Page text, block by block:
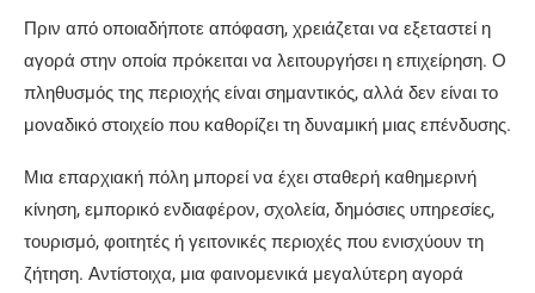
Πριν από οποιαδήποτε απόφαση, χρειάζεται να εξεταστεί η
αγορά στην οποία πρόκειται να λειτουργήσει η επιχείρηση. Ο
πληθυσμός της περιοχής είναι σημαντικός, αλλά δεν είναι το
μοναδικό στοιχείο που καθορίζει τη δυναμική μιας επένδυσης.
Μια επαρχιακή πόλη μπορεί να έχει σταθερή καθημερινή
κίνηση, εμπορικό ενδιαφέρον, σχολεία, δημόσιες υπηρεσίες,
τουρισμό, φοιτητές ή γειτονικές περιοχές που ενισχύουν τη
ζήτηση. Αντίστοιχα, μια φαινομενικά μεγαλύτερη αγορά